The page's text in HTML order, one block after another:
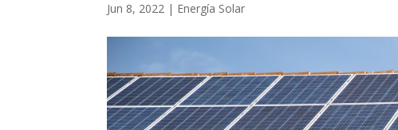
Jun 8, 2022 | Energía Solar